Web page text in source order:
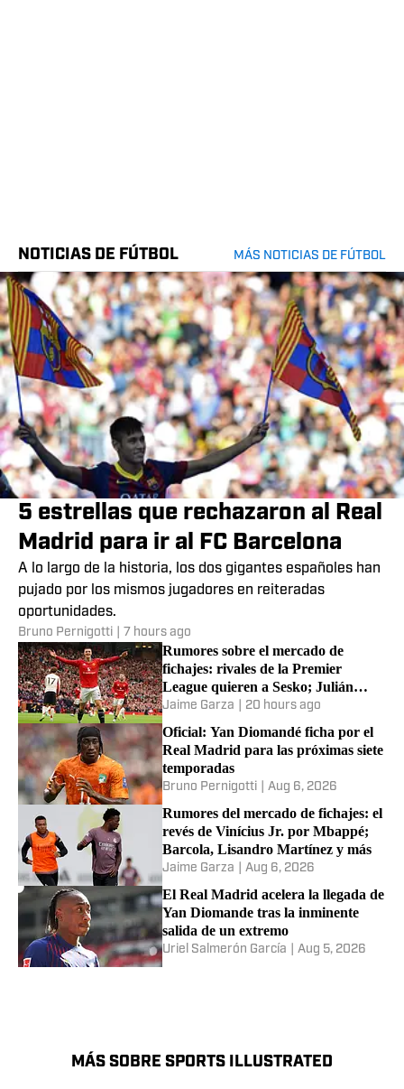
NOTICIAS DE FÚTBOL MÁS NOTICIAS DE FÚTBOL
5 estrellas que rechazaron al Real
Madrid para ir al FC Barcelona
A lo largo de la historia, los dos gigantes españoles han
pujado por los mismos jugadores en reiteradas
oportunidades.
Bruno Pernigotti 7 hours ago
Rumores sobre el mercado de
fichajes: rivales de la Premier
League quieren a Sesko; Julián
Álvarez, Raphinha y más
Jaime Garza 20 hours ago
Oficial: Yan Diomandé ficha por el
Real Madrid para las próximas siete
temporadas
Bruno Pernigotti Aug 6, 2026
Rumores del mercado de fichajes: el
revés de Vinícius Jr. por Mbappé;
Barcola, Lisandro Martínez y más
Jaime Garza Aug 6, 2026
El Real Madrid acelera la llegada de
Yan Diomande tras la inminente
salida de un extremo
Uriel Salmerón García Aug 5, 2026
MÁS SOBRE SPORTS ILLUSTRATED